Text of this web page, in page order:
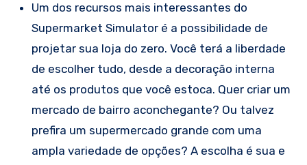
Um dos recursos mais interessantes do
Supermarket Simulator é a possibilidade de
projetar sua loja do zero. Você terá a liberdade
de escolher tudo, desde a decoração interna
até os produtos que você estoca. Quer criar um
mercado de bairro aconchegante? Ou talvez
prefira um supermercado grande com uma
ampla variedade de opções? A escolha é sua e